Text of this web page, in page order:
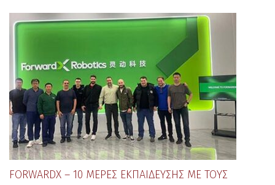
FORWARDX – 10 ΜΈΡΕΣ ΕΚΠΑΊΔΕΥΣΗΣ ΜΕ ΤΟΥΣ